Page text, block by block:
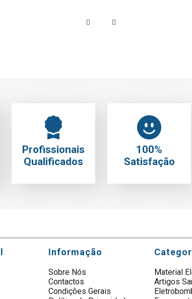
Profissionais
Qualificados
100%
Satisfação
Informação
Sobre Nós
Contactos
Condições Gerais
Material
Artigos